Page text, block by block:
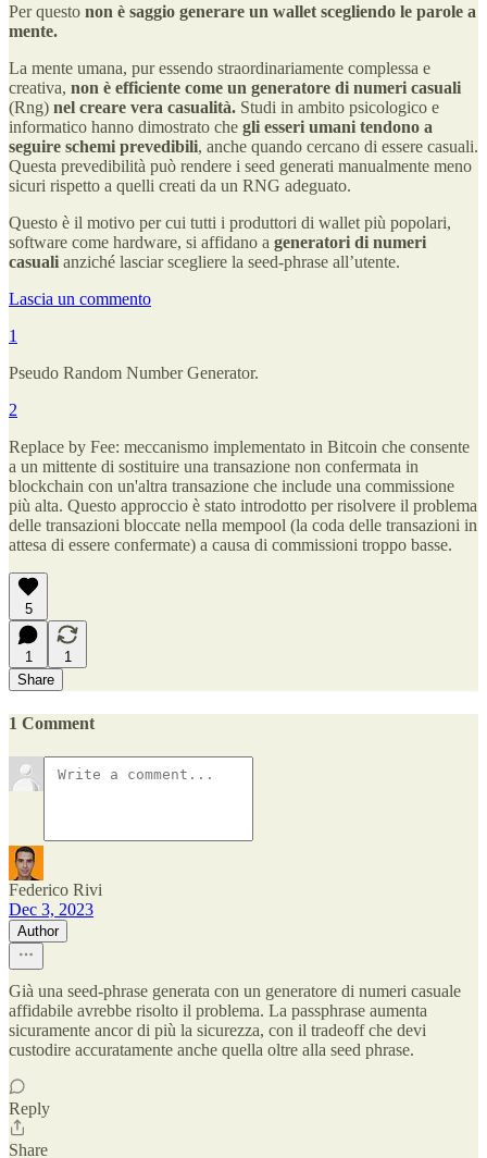
Per questo non è saggio generare un wallet scegliendo le parole a
mente.
La mente umana, pur essendo straordinariamente complessa e
creativa, non è efficiente come un generatore di numeri casuali
(Rng) nel creare vera casualità. Studi in ambito psicologico e
informatico hanno dimostrato che gli esseri umani tendono a
seguire schemi prevedibili, anche quando cercano di essere casuali.
Questa prevedibilità può rendere i seed generati manualmente meno
sicuri rispetto a quelli creati da un RNG adeguato.
Questo è il motivo per cui tutti i produttori di wallet più popolari,
software come hardware, si affidano a generatori di numeri
casuali anziché lasciar scegliere la seed-phrase all’utente.
Lascia un commento
1
Pseudo Random Number Generator.
2
Replace by Fee: meccanismo implementato in Bitcoin che consente
a un mittente di sostituire una transazione non confermata in
blockchain con un'altra transazione che include una commissione
più alta. Questo approccio è stato introdotto per risolvere il problema
delle transazioni bloccate nella mempool (la coda delle transazioni in
attesa di essere confermate) a causa di commissioni troppo basse.
5
1
1
Share
1 Comment
Federico Rivi
Dec 3, 2023
Author
Già una seed-phrase generata con un generatore di numeri casuale
affidabile avrebbe risolto il problema. La passphrase aumenta
sicuramente ancor di più la sicurezza, con il tradeoff che devi
custodire accuratamente anche quella oltre alla seed phrase.
Reply
Share